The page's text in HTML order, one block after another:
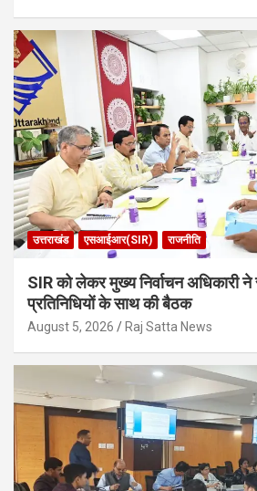
उत्तराखंड एसआईआर(SIR) राजनीति
SIR को लेकर मुख्य निर्वाचन अधिकारी
प्रतिनिधियों के साथ की बैठक
August 5, 2026 Raj Satta News